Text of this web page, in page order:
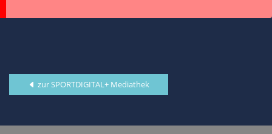
zur SPORTDIGITAL+ Mediathek